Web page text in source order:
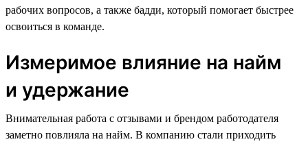
рабочих вопросов, а также бадди, который помогает быстрее
освоиться в команде.
Измеримое влияние на найм
и удержание
Внимательная работа с отзывами и брендом работодателя
заметно повлияла на найм. В компанию стали приходить